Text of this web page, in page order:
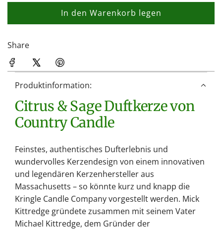
In den Warenkorb legen
L
.
Share
Produktinformation:
Citrus & Sage Duftkerze von
Country Candle
Feinstes, authentisches Dufterlebnis und
wundervolles Kerzendesign von einem innovativen
und legendären Kerzenhersteller aus
Massachusetts – so könnte kurz und knapp die
Kringle Candle Company vorgestellt werden. Mick
Kittredge gründete zusammen mit seinem Vater
Michael Kittredge, dem Gründer der